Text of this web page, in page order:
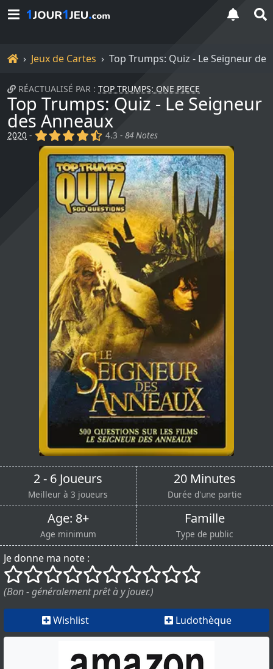
Accueil
Jeux de Cartes Top Trumps: Quiz - Le Seigneur
RÉACTUALISÉ PAR : TOP TRUMPS: ONE PIECE
Top Trumps: Quiz - Le Seigneur
des Anneaux
2020 - (x) (x) (x) (x) (,)
4.3 -84 Notes
2 - 6 Joueurs
Meilleur à 3 joueurs
20 Minutes
Durée d'une partie
Age: 8+
Age minimum
Famille
Type de public
Je donne ma note :
()
() () () () () () () ()
()
(Bon - généralement prêt à y jouer.)
Wishlist Ludothèque